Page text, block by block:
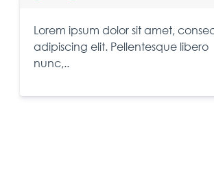
Lorem ipsum dolor sit amet,
adipiscing elit. Pellentesque libero
nunc,..